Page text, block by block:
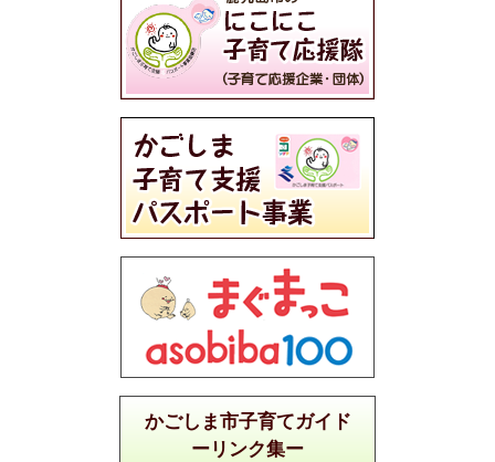
かごしま市子育てガイド
ーリンク集ー